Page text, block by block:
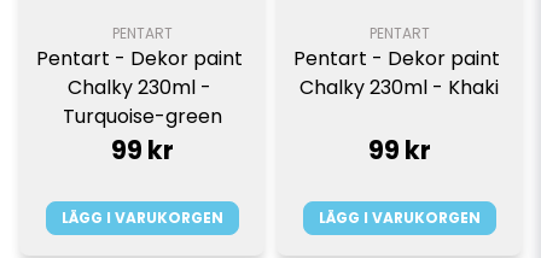
PENTART
Pentart - Dekor paint
Chalky 230ml -
Turquoise-green
99 kr
LÄGG I VARUKORGEN
PENTART
Pentart - Dekor paint
Chalky 230ml - Khaki
99 kr
LÄGG I VARUKORGEN